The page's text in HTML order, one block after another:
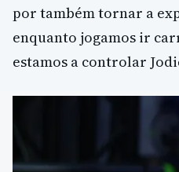
por também tornar a
enquanto jogamos ir
estamos a controlar